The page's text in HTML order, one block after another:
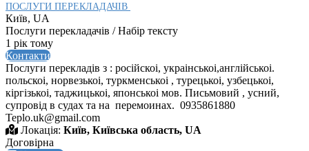
ПОСЛУГИ ПЕРЕКЛАДАЧІВ
Київ, UA
Послуги перекладачів / Набір тексту
1 рік тому
Контакти
Послуги перекладів з : російскоі, украінськоі,англійськоі.
польскоі, норвезькоі, туркменськоі , турецькоі, узбецькоі,
кіргізькоі, таджицькоі, японськоі мов. Письмовий , усний,
супровід в судах та на перемоинах. 0935861880
Teplo.uk@gmail.com
Локація: Київ, Київська область, UA
Договірна